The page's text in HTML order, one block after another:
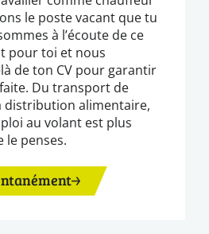
le poste vacant que tu
à l’écoute de ce
pour toi et nous
de ton CV pour garantir
Du transport de
distribution alimentaire,
au volant est plus
le penses.